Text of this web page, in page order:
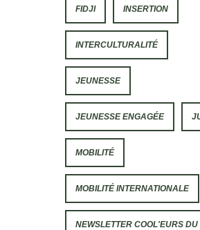
FIDJI INSERTION
INTERCULTURALITÉ
JEUNESSE
JEUNESSE ENGAGÉE
MOBILITÉ
MOBILITÉ INTERNATIONALE
NEWSLETTER COOL'EURS DU